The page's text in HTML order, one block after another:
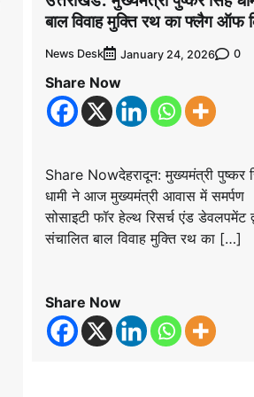
बाल विवाह मुक्ति रथ का फ्लैग ऑफ
News Desk January 24, 2026 0
Share Now
Share Nowदेहरादून: मुख्यमंत्री पुष्कर
धामी ने आज मुख्यमंत्री आवास में समर्पण
सोसाइटी फॉर हेल्थ रिसर्च एंड डेवलपमेंट
संचालित बाल विवाह मुक्ति रथ का […]
Share Now